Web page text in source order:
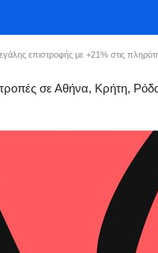
επιστροφής με +21% στις
σε Αθήνα, Κρήτη,